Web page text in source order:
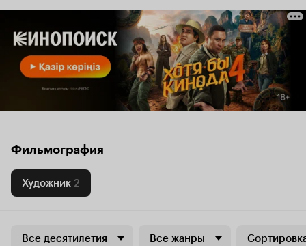
Фильмография
Художник 2
Все десятилетия Все жанры